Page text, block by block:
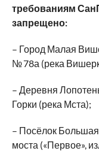
требованиям
запрещено:
– Город Малая
№ 78а (река
– Деревня
Горки (река Мста);
– Посёлок
моста («Первое»,